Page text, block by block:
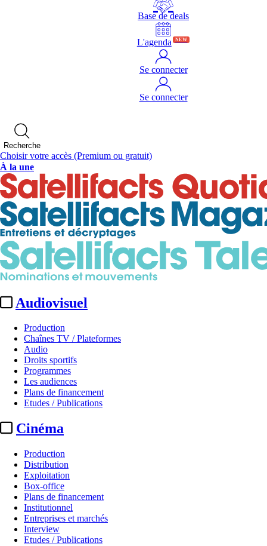
Base de deals
L'agenda NEW
Se connecter
Se connecter
Recherche
Choisir votre accès (Premium ou gratuit)
À la une
Audiovisuel
Production
Chaînes TV / Plateformes
Audio
Droits sportifs
Programmes
Les audiences
Plans de financement
Etudes / Publications
Cinéma
Production
Distribution
Exploitation
Box-office
Plans de financement
Institutionnel
Entreprises et marchés
Interview
Etudes / Publications